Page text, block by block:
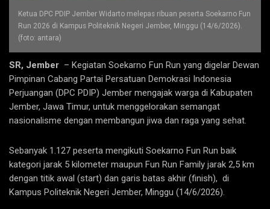
Ketua DPC PDIP Jember Widarto melepas ribuan peserta Soekarno Fun
Run 2026 di Kampus Politeknik Negeri Jember, Minggu (14/6/2026).
(foto: antara)
SR, Jember – Kegiatan Soekarno Fun Run yang digelar Dewan
Pimpinan Cabang Partai Persatuan Demokrasi Indonesia
Perjuangan (DPC PDIP) Jember mengajak warga di Kabupaten
Jember, Jawa Timur, untuk menggelorakan semangat
nasionalisme dengan membangun jiwa dan raga yang sehat.
Sebanyak 1.127 peserta mengikuti Soekarno Fun Run baik
kategori jarak 5 kilometer maupun Fun Run Family jarak 2,5 km
dengan titik awal (start) dan garis batas akhir (finish), di
Kampus Politeknik Negeri Jember, Minggu (14/6/2026).